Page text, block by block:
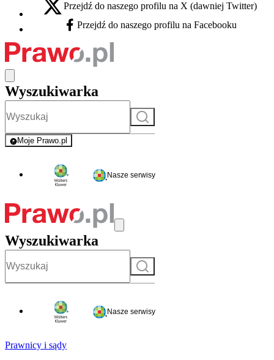
X - otwiera się w nowej karcie
Przejdź do naszego profilu na X (dawniej Twitter)
Facebook - otwiera się w nowej karcie
Przejdź do naszego profilu na Facebooku
Wyszukiwarka
Szukaj
Moje Prawo.pl
- rejestracja i logowanie do serwisu
Nasze serwisy
Wyszukiwarka
Szukaj
Nasze serwisy
Prawnicy i sądy